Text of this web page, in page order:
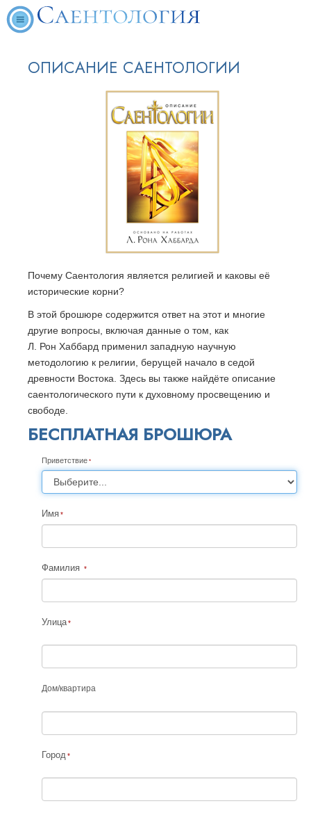
ОПИСАНИЕ САЕНТОЛОГИИ
Почему Саентология является религией и каковы её
исторические корни?
В этой брошюре содержится ответ на этот и многие
другие вопросы, включая данные о том, как
Л. Рон Хаббард применил западную научную
методологию к религии, берущей начало в седой
древности Востока. Здесь вы также найдёте описание
саентологического пути к духовному просвещению и
свободе.
БЕСПЛАТНАЯ БРОШЮРА
Приветствие
Имя
Фамилия
Улица
Дом/квартира
Город